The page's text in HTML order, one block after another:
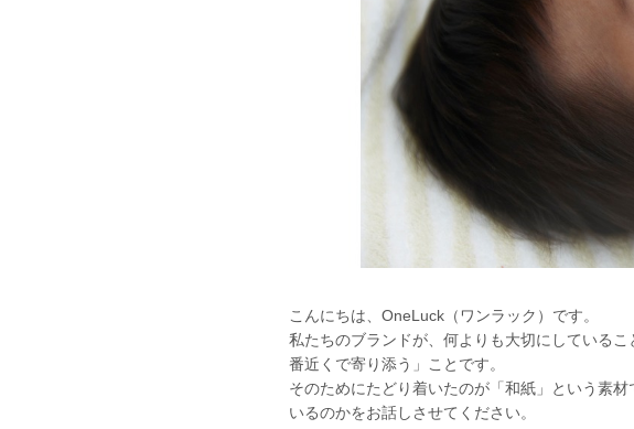
こんにちは、OneLuck（ワンラック）です。
私たちのブランドが、何よりも大切にしている
番近くで寄り添う」ことです。
そのためにたどり着いたのが「和紙」という素
いるのかをお話しさせてください。